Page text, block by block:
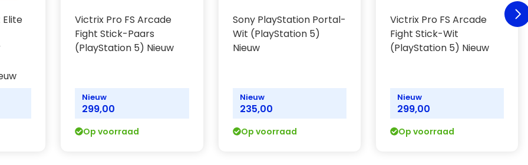
ontwerp waarin een
joysticks en een
kenmerken van de
Victrix Pro FS Arcade
Fight Stick-Paars
(PlayStation 5) Nieuw
Nieuw
299,00
Op voorraad
Sony PlayStation Portal-
Wit (PlayStation 5)
Nieuw
Nieuw
235,00
Op voorraad
Victrix Pro FS Arcade
Fight Stick-Wit
(PlayStation 5) Nieuw
Nieuw
299,00
Op voorraad